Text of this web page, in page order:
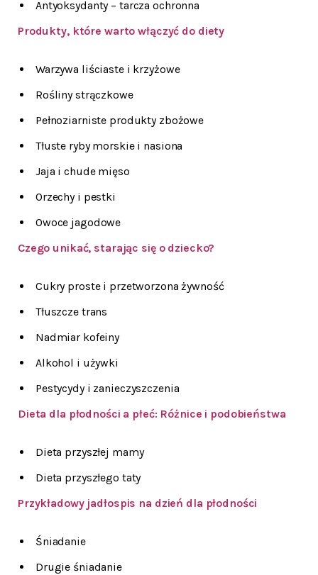
Antyoksydanty – tarcza ochronna
Produkty, które warto włączyć do diety
Warzywa liściaste i krzyżowe
Rośliny strączkowe
Pełnoziarniste produkty zbożowe
Tłuste ryby morskie i nasiona
Jaja i chude mięso
Orzechy i pestki
Owoce jagodowe
Czego unikać, starając się o dziecko?
Cukry proste i przetworzona żywność
Tłuszcze trans
Nadmiar kofeiny
Alkohol i używki
Pestycydy i zanieczyszczenia
Dieta dla płodności a płeć: Różnice i podobieństwa
Dieta przyszłej mamy
Dieta przyszłego taty
Przykładowy jadłospis na dzień dla płodności
Śniadanie
Drugie śniadanie